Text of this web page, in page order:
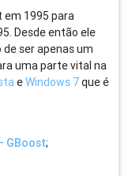
em 1995 para
Desde então ele
ser apenas um
uma parte vital na
eWindows 7que é
GBoost;